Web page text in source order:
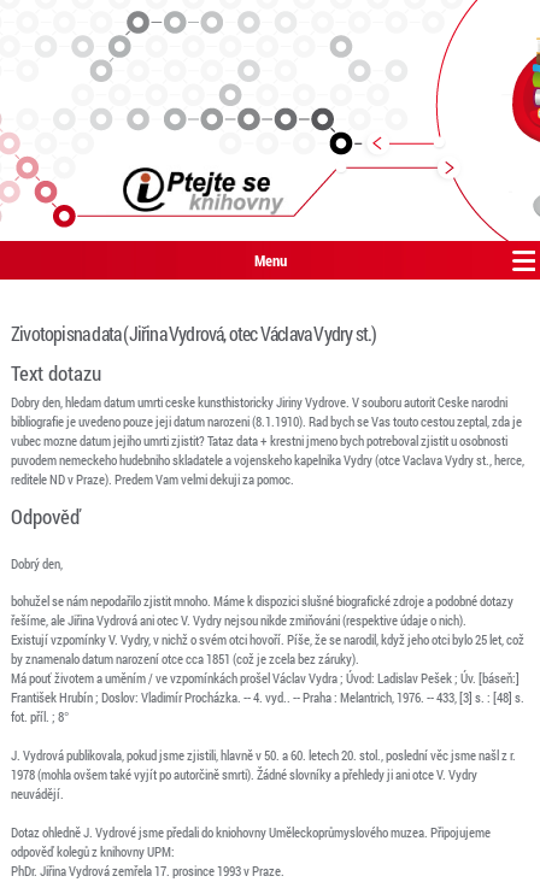
Menu
Zivotopisna data (Jiřina Vydrová, otec Václava Vydry st.)
Text dotazu
Dobry den, hledam datum umrti ceske kunsthistoricky Jiriny Vydrove. V souboru autorit Ceske narodni
bibliografie je uvedeno pouze jeji datum narozeni (8.1.1910). Rad bych se Vas touto cestou zeptal, zda je
vubec mozne datum jejiho umrti zjistit? Tataz data + krestni jmeno bych potreboval zjistit u osobnosti
puvodem nemeckeho hudebniho skladatele a vojenskeho kapelnika Vydry (otce Vaclava Vydry st., herce,
reditele ND v Praze). Predem Vam velmi dekuji za pomoc.
Odpověď
Dobrý den,
bohužel se nám nepodařilo zjistit mnoho. Máme k dispozici slušné biografické zdroje a podobné dotazy
řešíme, ale Jiřina Vydrová ani otec V. Vydry nejsou nikde zmiňováni (respektive údaje o nich).
Existují vzpomínky V. Vydry, v nichž o svém otci hovoří. Píše, že se narodil, když jeho otci bylo 25 let, což
by znamenalo datum narození otce cca 1851 (což je zcela bez záruky).
Má pouť životem a uměním / ve vzpomínkách prošel Václav Vydra ; Úvod: Ladislav Pešek ; Úv. [báseň:]
František Hrubín ; Doslov: Vladimír Procházka. -- 4. vyd.. -- Praha : Melantrich, 1976. -- 433, [3] s. : [48] s.
fot. příl. ; 8°
J. Vydrová publikovala, pokud jsme zjistili, hlavně v 50. a 60. letech 20. stol., poslední věc jsme našl z r.
1978 (mohla ovšem také vyjít po autorčině smrti). Žádné slovníky a přehledy ji ani otce V. Vydry
neuvádějí.
Dotaz ohledně J. Vydrové jsme předali do kniohovny Uměleckoprůmyslového muzea. Připojujeme
odpověď kolegů z knihovny UPM:
PhDr. Jiřina Vydrová zemřela 17. prosince 1993 v Praze.